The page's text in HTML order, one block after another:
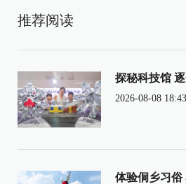
推荐阅读
探秘科技馆
2026-08-08 18:43
体验侗乡习俗